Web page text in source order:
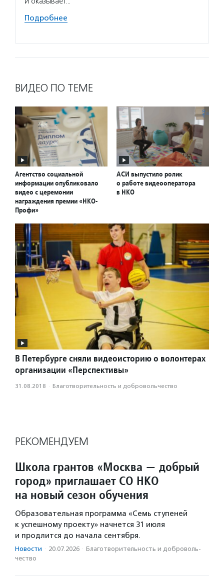
Подробнее
ВИДЕО ПО ТЕМЕ
Агентство социальной
информации опубликовало
видео с церемонии
награждения премии «НКО-
Профи»
АСИ выпустило ролик
о работе видеооператора
в НКО
В Петербурге сняли видеоисторию о волонтерах
организации «Перспективы»
31.08.2018 · Благотвори­тель­ность и доброволь­чест­во
РЕКОМЕНДУЕМ
Школа грантов «Москва — добрый
город» приглашает СО НКО
на новый сезон обучения
Образовательная программа «Семь ступеней
к успешному проекту» начнется 31 июля
и продлится до начала сентября.
Новости · 20.07.2026 · Благотвори­тель­ность и доброволь­
чест­во